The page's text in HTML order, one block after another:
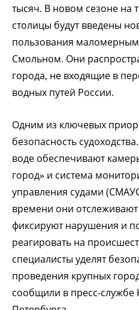
тысяч. В новом сезоне на
столицы будут введены
пользования
Смольном. Они
города, не входящие в
водных путей России.
Одним из ключевых
безопасность
воде обеспечивают
город» и система
управления судами
времени они
фиксируют нарушения и
реагировать на
специалисты уделят
проведения крупных
сообщили в пресс-службе